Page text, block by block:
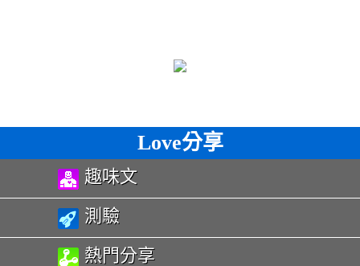
Love分享
趣味文
測驗
熱門分享